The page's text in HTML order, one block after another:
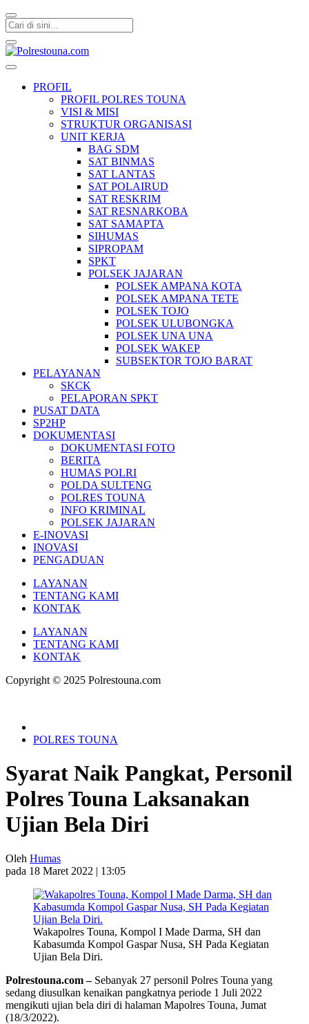
PROFIL
PROFIL POLRES TOUNA
VISI & MISI
STRUKTUR ORGANISASI
UNIT KERJA
BAG SDM
SAT BINMAS
SAT LANTAS
SAT POLAIRUD
SAT RESKRIM
SAT RESNARKOBA
SAT SAMAPTA
SIHUMAS
SIPROPAM
SPKT
POLSEK JAJARAN
POLSEK AMPANA KOTA
POLSEK AMPANA TETE
POLSEK TOJO
POLSEK ULUBONGKA
POLSEK UNA UNA
POLSEK WAKEP
SUBSEKTOR TOJO BARAT
PELAYANAN
SKCK
PELAPORAN SPKT
PUSAT DATA
SP2HP
DOKUMENTASI
DOKUMENTASI FOTO
BERITA
HUMAS POLRI
POLDA SULTENG
POLRES TOUNA
INFO KRIMINAL
POLSEK JAJARAN
E-INOVASI
INOVASI
PENGADUAN
LAYANAN
TENTANG KAMI
KONTAK
LAYANAN
TENTANG KAMI
KONTAK
Copyright © 2025 Polrestouna.com
POLRES TOUNA
Syarat Naik Pangkat, Personil
Polres Touna Laksanakan
Ujian Bela Diri
Oleh Humas
pada 18 Maret 2022 | 13:05
Wakapolres Touna, Kompol I Made Darma, SH dan
Kabasumda Kompol Gaspar Nusa, SH Pada Kegiatan
Ujian Bela Diri.
Polrestouna.com – Sebanyak 27 personil Polres Touna yang
sedang diusulkan kenaikan pangkatnya periode 1 Juli 2022
mengikuti ujian bela diri di halaman Mapolres Touna, Jumat
(18/3/2022).